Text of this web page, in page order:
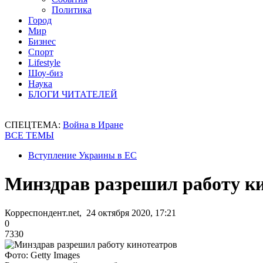
Политика
Город
Мир
Бизнес
Спорт
Lifestyle
Шоу-биз
Наука
БЛОГИ ЧИТАТЕЛЕЙ
СПЕЦТЕМА: Война в Иране
ВСЕ ТЕМЫ
Вступление Украины в ЕС
Минздрав разрешил работу
Корреспондент.net, 24 октября 2020, 17:21
0
7330
Фото: Getty Images